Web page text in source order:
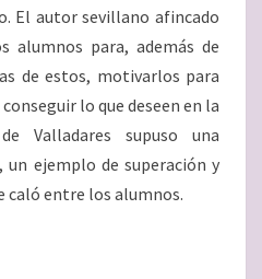
El autor sevillano afincado
alumnos para, además de
de estos, motivarlos para
lo que deseen en la
Valladares supuso una
un ejemplo de superación y
caló entre los alumnos.